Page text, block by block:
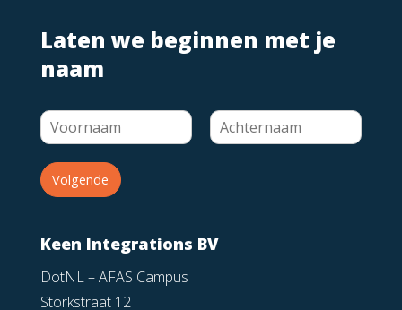
Laten we beginnen met je
naam
Volgende
Keen Integrations BV
DotNL – AFAS Campus
Storkstraat 12